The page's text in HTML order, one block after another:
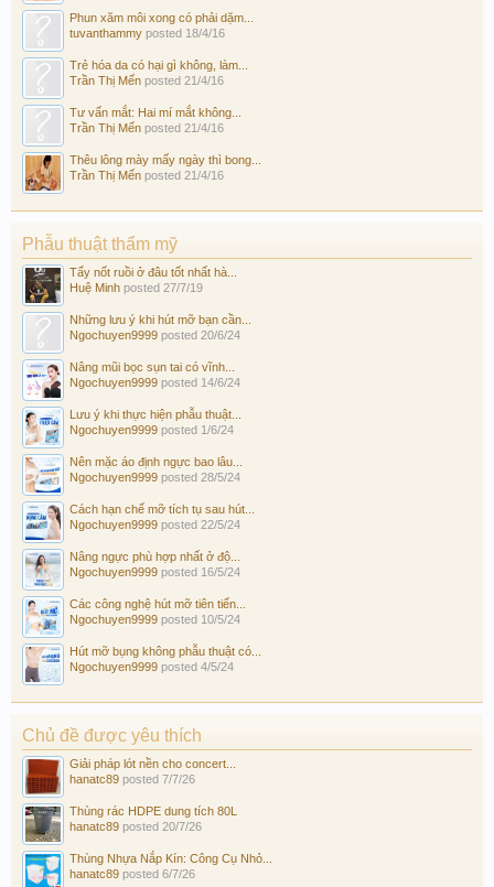
Phun xăm môi xong có phải dặm...
tuvanthammy posted 18/4/16
Trẻ hóa da có hại gì không, làm...
Trần Thị Mến posted 21/4/16
Tư vấn mắt: Hai mí mắt không...
Trần Thị Mến posted 21/4/16
Thêu lông mày mấy ngày thì bong...
Trần Thị Mến posted 21/4/16
Phẫu thuật thẩm mỹ
Tẩy nốt ruồi ở đâu tốt nhất hà...
Huệ Minh posted 27/7/19
Những lưu ý khi hút mỡ bạn cần...
Ngochuyen9999 posted 20/6/24
Nâng mũi bọc sụn tai có vĩnh...
Ngochuyen9999 posted 14/6/24
Lưu ý khi thực hiện phẫu thuật...
Ngochuyen9999 posted 1/6/24
Nên mặc áo định ngực bao lâu...
Ngochuyen9999 posted 28/5/24
Cách hạn chế mỡ tích tụ sau hút...
Ngochuyen9999 posted 22/5/24
Nâng ngực phù hợp nhất ở độ...
Ngochuyen9999 posted 16/5/24
Các công nghệ hút mỡ tiên tiến...
Ngochuyen9999 posted 10/5/24
Hút mỡ bụng không phẫu thuật có...
Ngochuyen9999 posted 4/5/24
Chủ đề được yêu thích
Giải pháp lót nền cho concert...
hanatc89 posted 7/7/26
Thùng rác HDPE dung tích 80L
hanatc89 posted 20/7/26
Thùng Nhựa Nắp Kín: Công Cụ Nhỏ...
hanatc89 posted 6/7/26